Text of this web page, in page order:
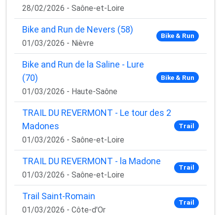
28/02/2026 - Saône-et-Loire
Bike and Run de Nevers (58)
01/03/2026 - Nièvre
Bike & Run
Bike and Run de la Saline - Lure
(70)
01/03/2026 - Haute-Saône
Bike & Run
TRAIL DU REVERMONT - Le tour des 2
Madones
01/03/2026 - Saône-et-Loire
Trail
TRAIL DU REVERMONT - la Madone
01/03/2026 - Saône-et-Loire
Trail
Trail Saint-Romain
01/03/2026 - Côte-d'Or
Trail